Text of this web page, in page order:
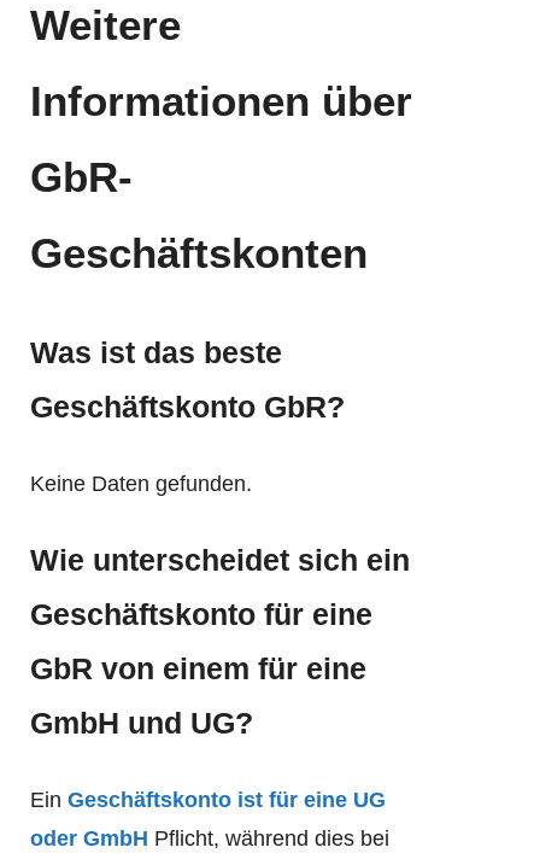
Weitere
Informationen über
GbR-
Geschäftskonten
Was ist das beste
Geschäftskonto GbR?
Keine Daten gefunden.
Wie unterscheidet sich ein
Geschäftskonto für eine
GbR von einem für eine
GmbH und UG?
EinGeschäftskonto ist für eine UG
oder GmbH Pflicht, während dies bei